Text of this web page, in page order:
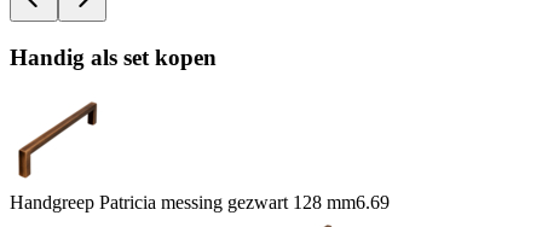
Handig als set kopen
Handgreep Patricia messing gezwart 128 mm6.69